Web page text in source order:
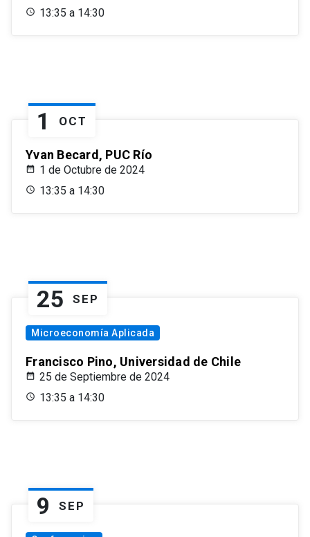
13:35 a 14:30
1 OCT
Yvan Becard, PUC Río
1 de Octubre de 2024
13:35 a 14:30
25 SEP
Microeconomía Aplicada
Francisco Pino, Universidad de Chile
25 de Septiembre de 2024
13:35 a 14:30
9 SEP